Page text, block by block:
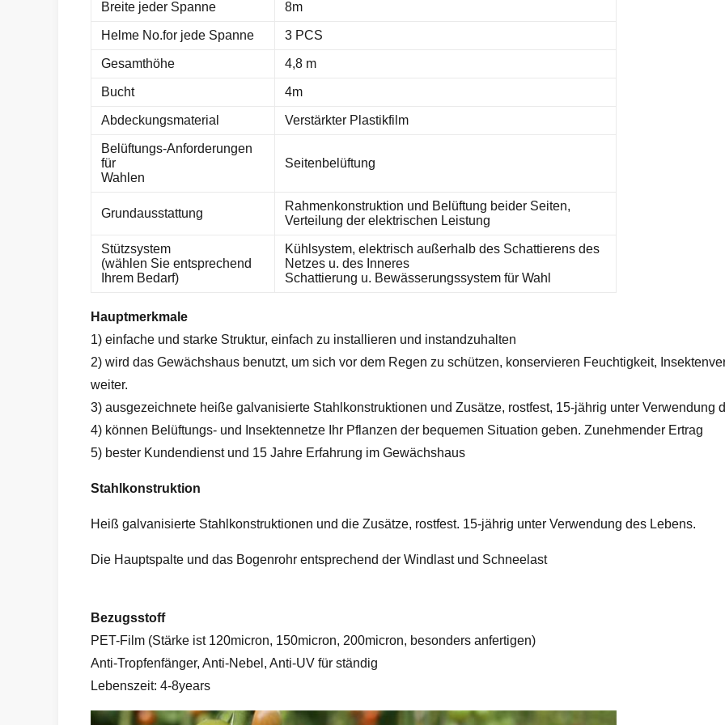
Breite jeder Spanne 8m
Helme No.for jede Spanne 3 PCS
Gesamthöhe 4,8 m
Bucht 4m
Abdeckungsmaterial Verstärkter Plastikfilm
Belüftungs-Anforderungen
für
Wahlen
Seitenbelüftung
Grundausstattung
Rahmenkonstruktion und Belüftung beider Seiten,
Verteilung der elektrischen Leistung
Stützsystem
(wählen Sie entsprechend
Ihrem Bedarf)
Kühlsystem, elektrisch außerhalb des Schattierens des
Netzes u. des Inneres
Schattierung u. Bewässerungssystem für Wahl
Hauptmerkmale
1) einfache und starke Struktur, einfach zu installieren und instandzuhalten
2) wird das Gewächshaus benutzt, um sich vor dem Regen zu schützen, konservieren Feuchtigkeit,
weiter.
3) ausgezeichnete heiße galvanisierte Stahlkonstruktionen und Zusätze, rostfest, 15-jährig unter Verwendung
4) können Belüftungs- und Insektennetze Ihr Pflanzen der bequemen Situation geben. Zunehmender Ertrag
5) bester Kundendienst und 15 Jahre Erfahrung im Gewächshaus
Stahlkonstruktion
Heiß galvanisierte Stahlkonstruktionen und die Zusätze, rostfest. 15-jährig unter Verwendung des Lebens.
Die Hauptspalte und das Bogenrohr entsprechend der Windlast und Schneelast
Bezugsstoff
PET-Film (Stärke ist 120micron, 150micron, 200micron, besonders anfertigen)
Anti-Tropfenfänger, Anti-Nebel, Anti-UV für ständig
Lebenszeit: 4-8years